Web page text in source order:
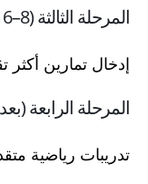
المرحلة الثالثة (8–16 أسبوعًا):
إدخال تمارين أكثر
المرحلة الرابعة (بعد 6
تدريبات رياضية